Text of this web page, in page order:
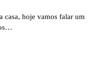
casa, hoje vamos falar um